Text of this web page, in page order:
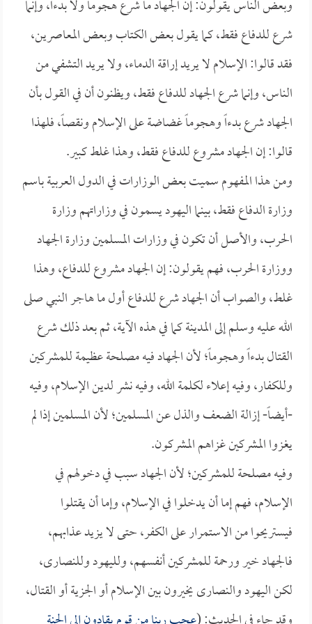
وبعض الناس يقولون: إن الجهاد ما شرع هجوماً ولا بدءاً، وإنما
شرع للدفاع فقط، كما يقول بعض الكتاب وبعض المعاصرين،
فقد قالوا: الإسلام لا يريد إراقة الدماء، ولا يريد التشفي من
الناس، وإنما شرع الجهاد للدفاع فقط، ويظنون أن في القول بأن
الجهاد شرع بدءاً وهجوماً غضاضة على الإسلام ونقصاً، فلهذا
قالوا: إن الجهاد مشروع للدفاع فقط، وهذا غلط كبير.
ومن هذا المفهوم سميت بعض الوزارات في الدول العربية باسم
وزارة الدفاع فقط، بينما اليهود يسمون في وزاراتهم وزارة
الحرب، والأصل أن تكون في وزارات المسلمين وزارة الجهاد
ووزارة الحرب، فهم يقولون: إن الجهاد مشروع للدفاع، وهذا
غلط، والصواب أن الجهاد شرع للدفاع أول ما هاجر النبي صلى
الله عليه وسلم إلى المدينة كما في هذه الآية، ثم بعد ذلك شرع
القتال بدءاً وهجوماً؛ لأن الجهاد فيه مصلحة عظيمة للمشركين
وللكفار، وفيه إعلاء لكلمة الله، وفيه نشر لدين الإسلام، وفيه
-أيضاً- إزالة الضعف والذل عن المسلمين؛ لأن المسلمين إذا لم
يغزوا المشركين غزاهم المشركون.
وفيه مصلحة للمشركين؛ لأن الجهاد سبب في دخولهم في
الإسلام، فهم إما أن يدخلوا في الإسلام، وإما أن يقتلوا
فيستريحوا من الاستمرار على الكفر، حتى لا يزيد عذابهم،
فالجهاد خير ورحمة للمشركين أنفسهم، ولليهود وللنصارى،
لكن اليهود والنصارى يخيرون بين الإسلام أو الجزية أو القتال،